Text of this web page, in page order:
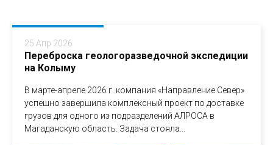
25 Апр 2026
Переброска геологоразведочной экспедиции
на Колыму
В марте-апреле 2026 г. компания «Направление Север»
успешно завершила комплексный проект по доставке
грузов для одного из подразделений АЛРОСА в
Магаданскую область. Задача стояла...